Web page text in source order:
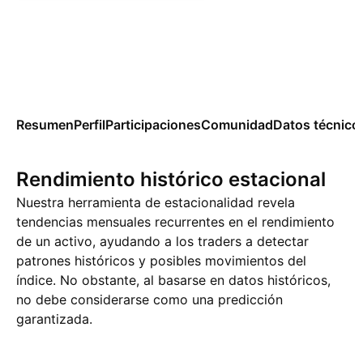
ResumenPerfilParticipacionesComunidadDatos
Rendimiento histórico estacional
Nuestra herramienta de estacionalidad revela
tendencias mensuales recurrentes en el rendimiento
de un activo, ayudando a los traders a detectar
patrones históricos y posibles movimientos del
índice. No obstante, al basarse en datos históricos,
no debe considerarse como una predicción
garantizada.